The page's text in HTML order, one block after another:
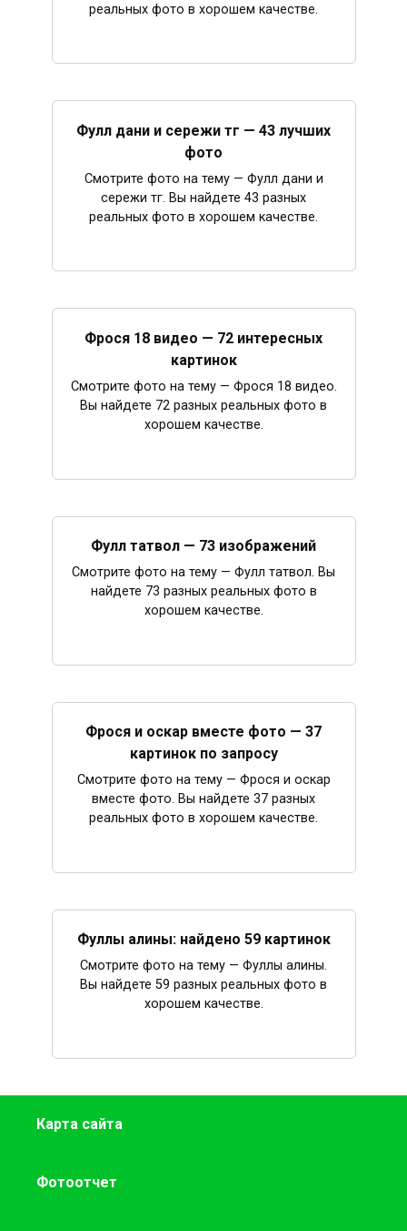
реальных фото в хорошем качестве.
Фулл дани и сережи тг — 43 лучших
фото
Смотрите фото на тему — Фулл дани и
сережи тг. Вы найдете 43 разных
реальных фото в хорошем качестве.
Фрося 18 видео — 72 интересных
картинок
Смотрите фото на тему — Фрося 18 видео.
Вы найдете 72 разных реальных фото в
хорошем качестве.
Фулл татвол — 73 изображений
Смотрите фото на тему — Фулл татвол. Вы
найдете 73 разных реальных фото в
хорошем качестве.
Фрося и оскар вместе фото — 37
картинок по запросу
Смотрите фото на тему — Фрося и оскар
вместе фото. Вы найдете 37 разных
реальных фото в хорошем качестве.
Фуллы алины: найдено 59 картинок
Смотрите фото на тему — Фуллы алины.
Вы найдете 59 разных реальных фото в
хорошем качестве.
Карта сайта
Фотоотчет